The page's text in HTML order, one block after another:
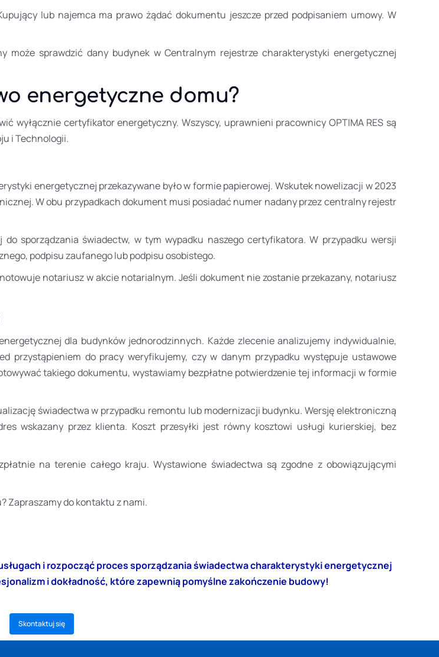
lub najemca ma prawo żądać dokumentu jeszcze przed podpisaniem umowy. W
może sprawdzić dany budynek w Centralnym rejestrze charakterystyki energetycznej
energetyczne domu?
wyłącznie certyfikator energetyczny. Wszyscy, uprawnieni pracownicy OPTIMA RES są
i Technologii.
energetycznej przekazywane było w formie papierowej. Wskutek nowelizacji w 2023
W obu przypadkach dokument musi posiadać numer nadany przez centralny rejestr
sporządzania świadectw, w tym wypadku naszego certyfikatora. W przypadku wersji
podpisu zaufanego lub podpisu osobistego.
notariusz w akcie notarialnym. Jeśli dokument nie zostanie przekazany, notariusz
dla budynków jednorodzinnych. Każde zlecenie analizujemy indywidualnie,
przystąpieniem do pracy weryfikujemy, czy w danym przypadku występuje ustawowe
takiego dokumentu, wystawiamy bezpłatne potwierdzenie tej informacji w formie
świadectwa w przypadku remontu lub modernizacji budynku. Wersję elektroniczną
wskazany przez klienta. Koszt przesyłki jest równy kosztowi usługi kurierskiej, bez
na terenie całego kraju. Wystawione świadectwa są zgodne z obowiązującymi
Zapraszamy do kontaktu z nami.
i rozpocząć proces sporządzania świadectwa charakterystyki energetycznej
i dokładność, które zapewnią pomyślne zakończenie budowy!
Skontaktuj się